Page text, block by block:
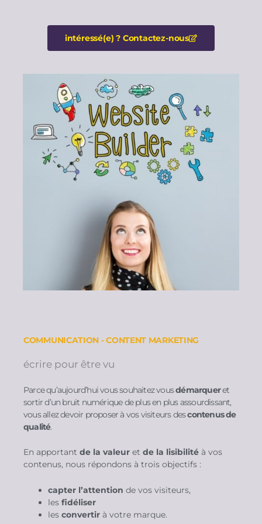
intéressé(e) ? Contactez-nous​
COMMUNICATION - CONTENT MARKETING
écrire pour être vu
Parce qu’aujourd’hui vous souhaitez vousdémarqueret
sortir d’un bruit numérique de plus en plus assourdissant,
vous allez devoir proposer à vos visiteurs descontenus de
qualité.
En apportant de la valeur et de la lisibilité à vos
contenus, nous répondons à trois objectifs :
capter l’attention de vos visiteurs,
les fidéliser
les convertir à votre marque.